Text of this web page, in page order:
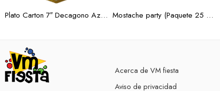
Plato Carton 7″ Decagono Azul Borde Oro 10 pz. Mostache party (Paquete 25 pzas)
Acerca de VM fiesta
Aviso de privacidad